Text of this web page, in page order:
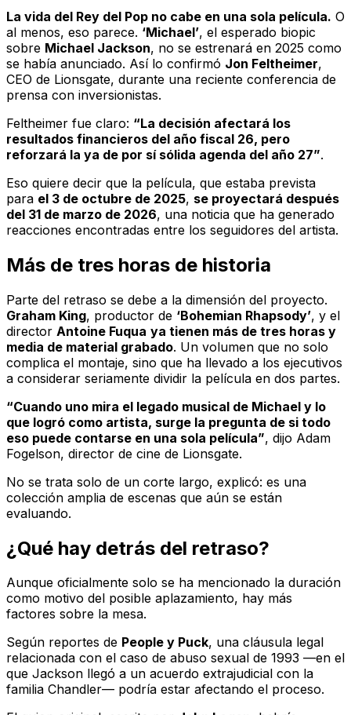
La vida del Rey del Pop no cabe en una sola película. O
al menos, eso parece. ‘Michael’, el esperado biopic
sobre Michael Jackson, no se estrenará en 2025 como
se había anunciado. Así lo confirmó Jon Feltheimer,
CEO de Lionsgate, durante una reciente conferencia de
prensa con inversionistas.
Feltheimer fue claro: “La decisión afectará los
resultados financieros del año fiscal 26, pero
reforzará la ya de por sí sólida agenda del año 27”.
Eso quiere decir que la película, que estaba prevista
para el 3 de octubre de 2025, se proyectará después
del 31 de marzo de 2026, una noticia que ha generado
reacciones encontradas entre los seguidores del artista.
Más de tres horas de historia
Parte del retraso se debe a la dimensión del proyecto.
Graham King, productor de ‘Bohemian Rhapsody’, y el
director Antoine Fuqua ya tienen más de tres horas y
media de material grabado. Un volumen que no solo
complica el montaje, sino que ha llevado a los ejecutivos
a considerar seriamente dividir la película en dos partes.
“Cuando uno mira el legado musical de Michael y lo
que logró como artista, surge la pregunta de si todo
eso puede contarse en una sola película”, dijo Adam
Fogelson, director de cine de Lionsgate.
No se trata solo de un corte largo, explicó: es una
colección amplia de escenas que aún se están
evaluando.
¿Qué hay detrás del retraso?
Aunque oficialmente solo se ha mencionado la duración
como motivo del posible aplazamiento, hay más
factores sobre la mesa.
Según reportes de People y Puck, una cláusula legal
relacionada con el caso de abuso sexual de 1993 —en el
que Jackson llegó a un acuerdo extrajudicial con la
familia Chandler— podría estar afectando el proceso.